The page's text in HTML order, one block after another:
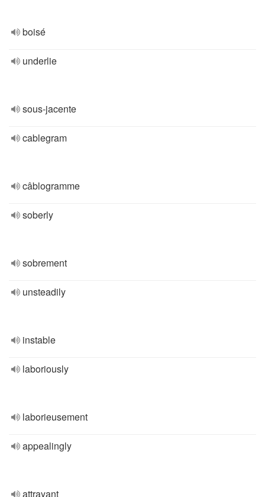
boisé
underlie
sous-jacente
cablegram
câblogramme
soberly
sobrement
unsteadily
instable
laboriously
laborieusement
appealingly
attrayant